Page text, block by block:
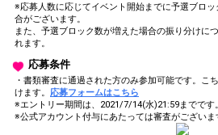
※応募人数に応じてイベント開始までに予選ブロ
合がございます。
また、予選ブロック数が増えた場合の振り分けに
れます。
応募条件
・書類審査に通過された方のみ参加可能です。こ
けます。 応募フォームはこちら
※エントリー期間は、2021/7/14(水)21:59までです。
※公式アカウント付与にあたっては審査がございま